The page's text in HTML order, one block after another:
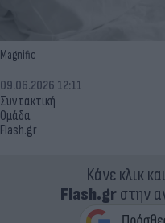
Magnific
Συντακτική
Ομάδα
Flash.gr
09.06.2026 12:11
Κάνε κλικ
Flash.grστην